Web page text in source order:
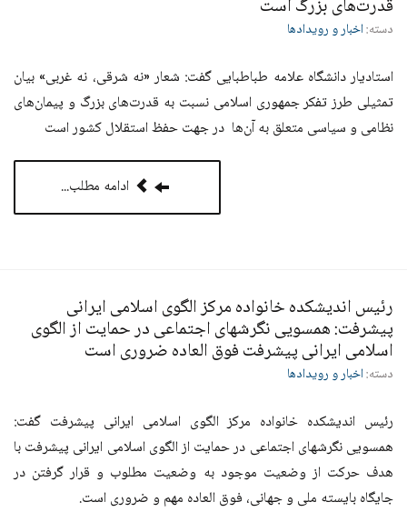
قدرت‌های بزرگ است
دسته:اخبار و رویدادها
استادیار دانشگاه علامه طباطبایی گفت: شعار «نه شرقی، نه غربی» بیان
تمثیلی طرز تفکر جمهوری اسلامی نسبت به قدرت‌های بزرگ و پیمان‌های
نظامی و سیاسی متعلق به آن‌ها در جهت حفظ استقلال کشور است
ادامه مطلب...
رئیس اندیشکده خانواده مرکز الگوی اسلامی ایرانی
پیشرفت: همسویی نگرشهای اجتماعی در حمایت از الگوی
اسلامی ایرانی پیشرفت فوق العاده ضروری است
دسته:اخبار و رویدادها
رئیس اندیشکده خانواده مرکز الگوی اسلامی ایرانی پیشرفت گفت:
همسویی نگرشهای اجتماعی در حمایت از الگوی اسلامی ایرانی پیشرفت با
هدف حرکت از وضعیت موجود به وضعیت مطلوب و قرار گرفتن در
جایگاه بایسته ملی و جهانی، فوق العاده مهم و ضروری است.